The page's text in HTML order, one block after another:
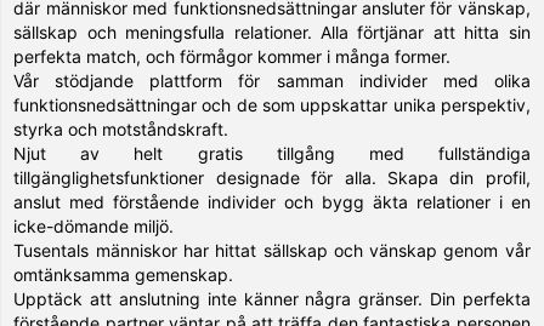
där människor med funktionsnedsättningar ansluter för vänskap,
sällskap och meningsfulla relationer. Alla förtjänar att hitta sin
perfekta match, och förmågor kommer i många former.
Vår stödjande plattform för samman individer med olika
funktionsnedsättningar och de som uppskattar unika perspektiv,
styrka och motståndskraft.
Njut av helt gratis tillgång med fullständiga
tillgänglighetsfunktioner designade för alla. Skapa din profil,
anslut med förstående individer och bygg äkta relationer i en
icke-dömande miljö.
Tusentals människor har hittat sällskap och vänskap genom vår
omtänksamma gemenskap.
Upptäck att anslutning inte känner några gränser. Din perfekta